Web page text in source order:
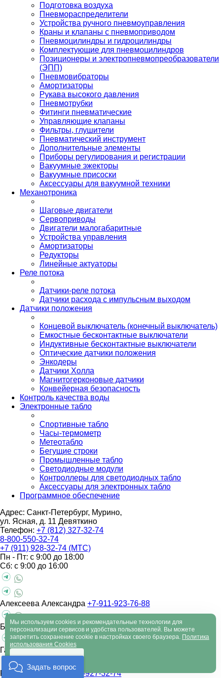
Подготовка воздуха
Пневмораспределители
Устройства ручного пневмоуправления
Краны и клапаны с пневмоприводом
Пневмоцилиндры и гидроцилиндры
Комплектующие для пневмоцилиндров
Позиционеры и электропневмопреобразователи
(ЭПП)
Пневмовибраторы
Амортизаторы
Рукава высокого давления
Пневмотрубки
Фитинги пневматические
Управляющие клапаны
Фильтры, глушители
Пневматический инструмент
Дополнительные элементы
Приборы регулирования и регистрации
Вакуумные эжекторы
Вакуумные присоски
Аксессуары для вакуумной техники
Механотроника
Шаговые двигатели
Сервоприводы
Двигатели малогабаритные
Устройства управления
Амортизаторы
Редукторы
Линейные актуаторы
Реле потока
Датчики-реле потока
Датчики расхода с импульсным выходом
Датчики положения
Концевой выключатель (конечный выключатель)
Емкостные бесконтактные выключатели
Индуктивные бесконтактные выключатели
Оптические датчики положения
Энкодеры
Датчики Холла
Магнитогерконовые датчики
Конвейерная безопасность
Контроль качества воды
Электронные табло
Спортивные табло
Часы-термометр
Метеотабло
Бегущие строки
Промышленные табло
Светодиодные модули
Контроллеры для светодиодных табло
Аксессуары для электронных табло
Программное обеспечение
Адрес: Санкт-Петербург, Мурино,
ул. Ясная, д. 11 Девяткино
Телефон: +7 (812) 327-32-74
8-800-550-32-74
+7 (911) 928-32-74 (МТС)
Пн - Пт: с 9:00 до 18:00
Сб: с 9:00 до 16:00
Алексеева Александра +7-911-923-76-88
Барабаш Кирилл +7-930-200-26-01
Гараханян Арутюн +7-930-200-26-33
Рубцов Андрей +7-911-927-32-74
Мы используем cookies и рекомендательные технологии для
персонализации сервисов и удобства пользователей. Вы можете
запретить сохранение cookie в настройках своего браузера. Политика
использования Cookies
Задать вопрос